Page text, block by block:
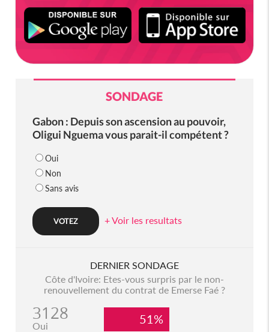
SONDAGE
Gabon : Depuis son ascension au pouvoir,
Oligui Nguema vous parait-il compétent ?
Oui
Non
Sans avis
+ Voir les resultats
DERNIER SONDAGE
Côte d'Ivoire: Etes-vous surpris par le non-
renouvellement du contrat de Emerse Faé ?
3128
Oui 51%